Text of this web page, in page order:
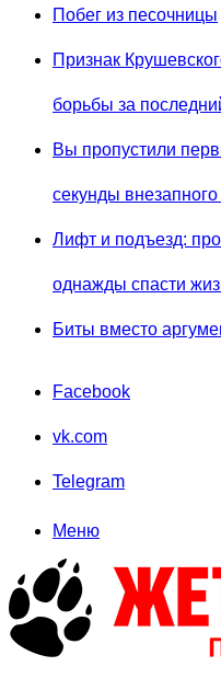
Побег из песочницы
Признак
борьбы за
Вы пропустили
секунды
Лифт и подъезд:
однажды спасти
Биты вместо
Facebook
vk.com
Telegram
Меню